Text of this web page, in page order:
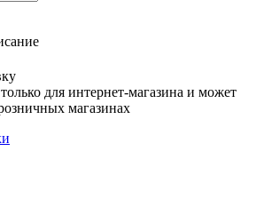
для интернет-магазина и может
магазинах